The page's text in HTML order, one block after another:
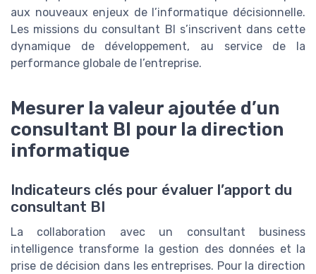
aux nouveaux enjeux de l’informatique décisionnelle.
Les missions du consultant BI s’inscrivent dans cette
dynamique de développement, au service de la
performance globale de l’entreprise.
Mesurer la valeur ajoutée d’un
consultant BI pour la direction
informatique
Indicateurs clés pour évaluer l’apport du
consultant BI
La collaboration avec un consultant business
intelligence transforme la gestion des données et la
prise de décision dans les entreprises. Pour la direction